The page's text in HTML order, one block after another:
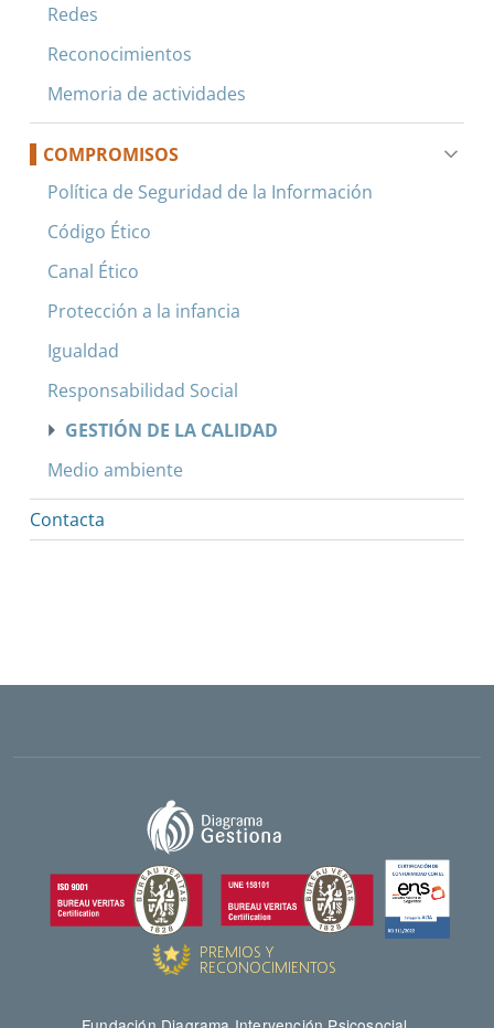
Redes
Reconocimientos
Memoria de actividades
COMPROMISOS
Política de Seguridad de la Información
Código Ético
Canal Ético
Protección a la infancia
Igualdad
Responsabilidad Social
GESTIÓN DE LA CALIDAD
Medio ambiente
Contacta